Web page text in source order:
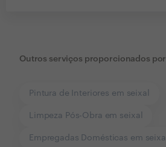
Outros serviços proporcionados por
Pintura de Interiores em seixal
Limpeza Pós-Obra em seixal
Empregadas Domésticas em seixal